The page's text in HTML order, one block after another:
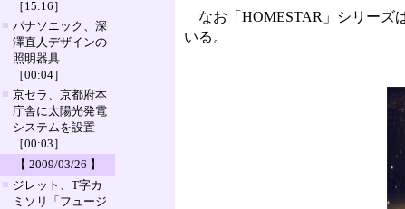
［15:16］
■ パナソニック、深
澤直人デザインの
照明器具
［00:04］
■ 京セラ、京都府本
庁舎に太陽光発電
システムを設置
［00:03］
【 2009/03/26 】
■ ジレット、T字カ
ミソリ「フュージ
なお「HOMESTAR」シリーズ
いる。